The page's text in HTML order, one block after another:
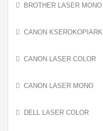
BROTHER LASER MONO
CANON KSEROKOPIARKI
CANON LASER COLOR
CANON LASER MONO
DELL LASER COLOR